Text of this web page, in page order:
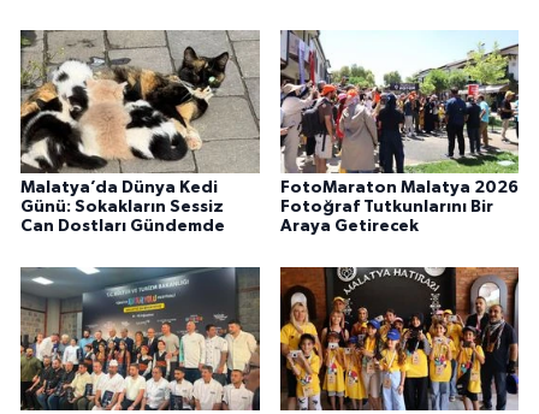
Malatya’da Dünya Kedi
Günü: Sokakların Sessiz
Can Dostları Gündemde
FotoMaraton Malatya 2026
Fotoğraf Tutkunlarını Bir
Araya Getirecek